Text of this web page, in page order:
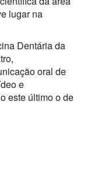
lugar na
Dentária da
oral de
e
este último o de